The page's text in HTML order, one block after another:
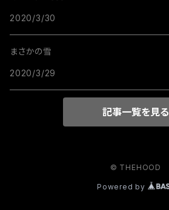
2020/3/30
まさかの雪
2020/3/29
記事一覧を見る
© THEHOOD
Powered by